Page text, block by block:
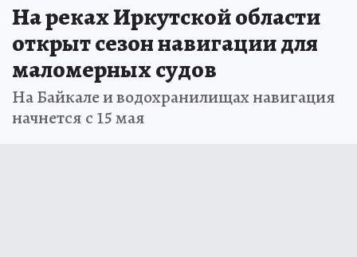
На реках Иркутской области
открыт сезон навигации для
маломерных судов
На Байкале и водохранилищах навигация
начнется с 15 мая